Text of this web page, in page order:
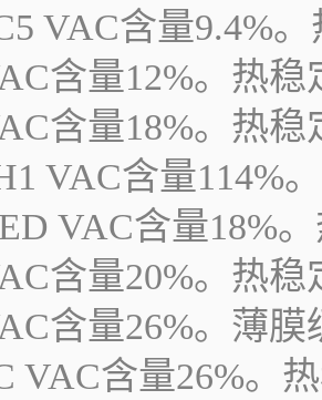
VAC含量9.4%
含量12%。热
含量18%。热
VAC含量114%
VAC含量18%
含量20%。热
含量26%。薄
VAC含量26%。